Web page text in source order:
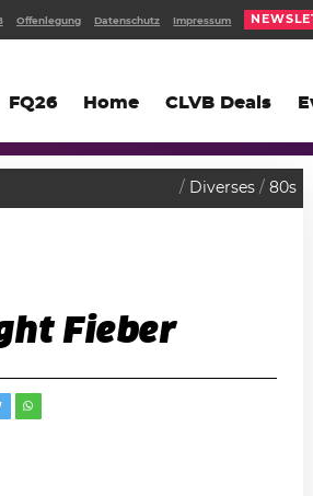
FQ26 Home CLVB Deals
Offenlegung Datenschutz Impressum
Diverses 80s
Fieber